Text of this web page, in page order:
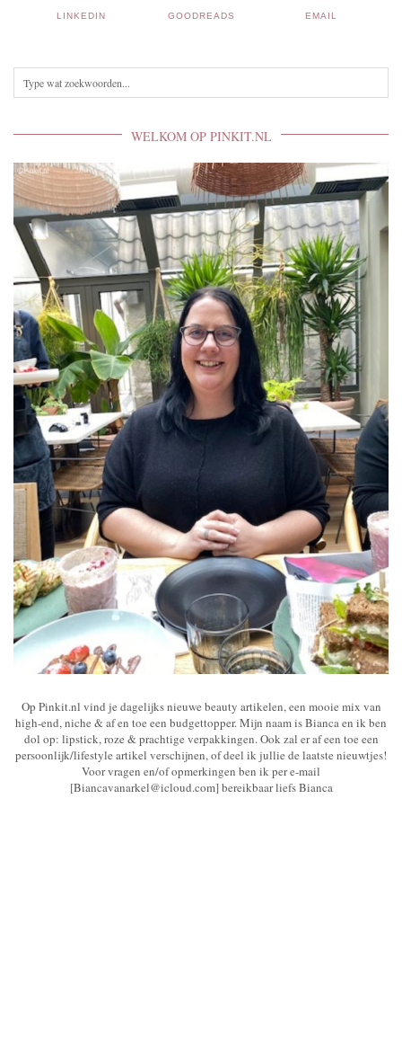
LINKEDIN GOODREADS EMAIL
WELKOM OP PINKIT.NL
Op Pinkit.nl vind je dagelijks nieuwe beauty artikelen, een mooie mix van
high-end, niche & af en toe een budgettopper. Mijn naam is Bianca en ik ben
dol op: lipstick, roze & prachtige verpakkingen. Ook zal er af een toe een
persoonlijk/lifestyle artikel verschijnen, of deel ik jullie de laatste nieuwtjes!
Voor vragen en/of opmerkingen ben ik per e-mail
[Biancavanarkel@icloud.com] bereikbaar liefs Bianca